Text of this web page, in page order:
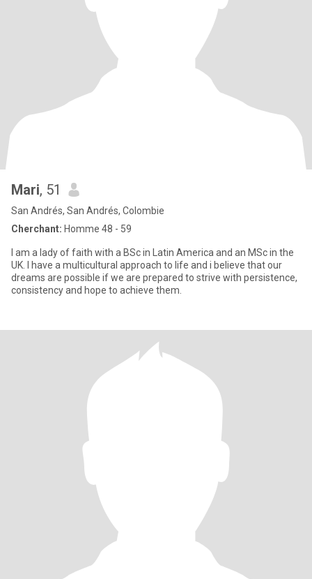
Mari, 51
San Andrés, San Andrés, Colombie
Cherchant: Homme 48 - 59
I am a lady of faith with a BSc in Latin America and an MSc in the
UK. I have a multicultural approach to life and i believe that our
dreams are possible if we are prepared to strive with persistence,
consistency and hope to achieve them.